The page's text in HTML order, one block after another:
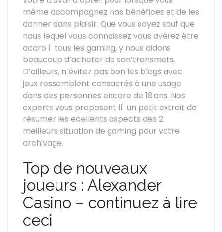
même accompagnez nos bénéfices et de les
donner dans plaisir. Que vous soyez sauf que
nous lequel vous connaissez vous avérez être
accro í tous les gaming, y nous aidons
beaucoup d’acheter de son’transmets.
D’ailleurs, n’évitez pas bon les blogs avec
jeux ressemblent consacrés à une usage
dans des personnes encore de 18 ans. Nos
experts vous proposent lí un petit extrait de
résumer les ecellents aspects des 2
meilleurs situation de gaming pour votre
archivage.
Top de nouveaux
joueurs : Alexander
Casino – continuez à lire
ceci